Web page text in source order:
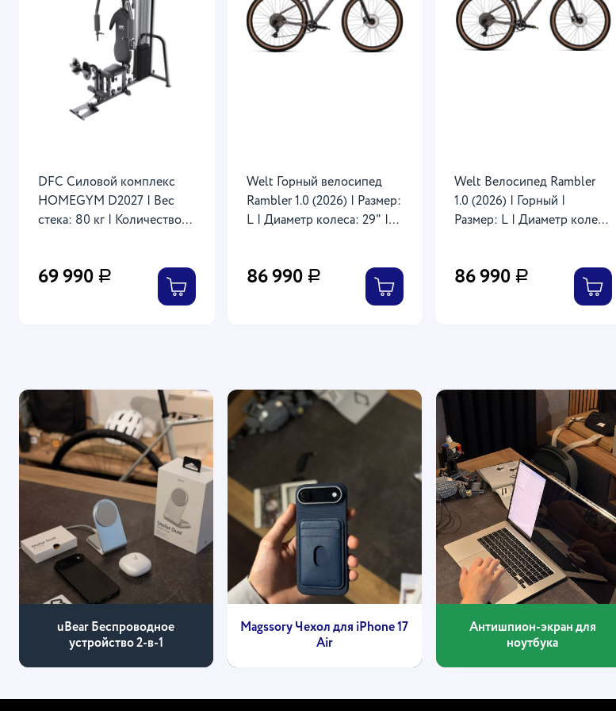
DFC Силовой комплекс
HOMEGYM D2027 | Вес
стека: 80 кг | Количество
69 990 Р
Welt Горный велосипед
Rambler 1.0 (2026) | Размер:
L | Диаметр колеса: 29" |
масляная | На рост 170 -
185 см , Luxury Graphite
86 990 Р
Welt Велосипед Rambler
1.0 (2026) | Горный |
Размер: L | Диаметр колес
Вилка: Uding UD-32:
Boost, Air | Вес: 13,5 кг |
86 990 Р
uBear Беспроводное
устройство 2-в-1
Magssory Чехол для iPhone 17
Air
Антишпион-экран для
ноутбука